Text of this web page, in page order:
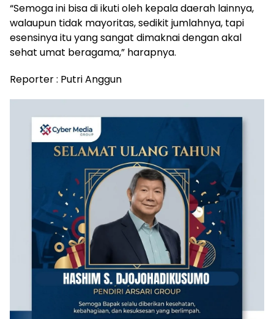
“Semoga ini bisa di ikuti oleh kepala daerah lainnya,
walaupun tidak mayoritas, sedikit jumlahnya, tapi
esensinya itu yang sangat dimaknai dengan akal
sehat umat beragama,” harapnya.
Reporter : Putri Anggun